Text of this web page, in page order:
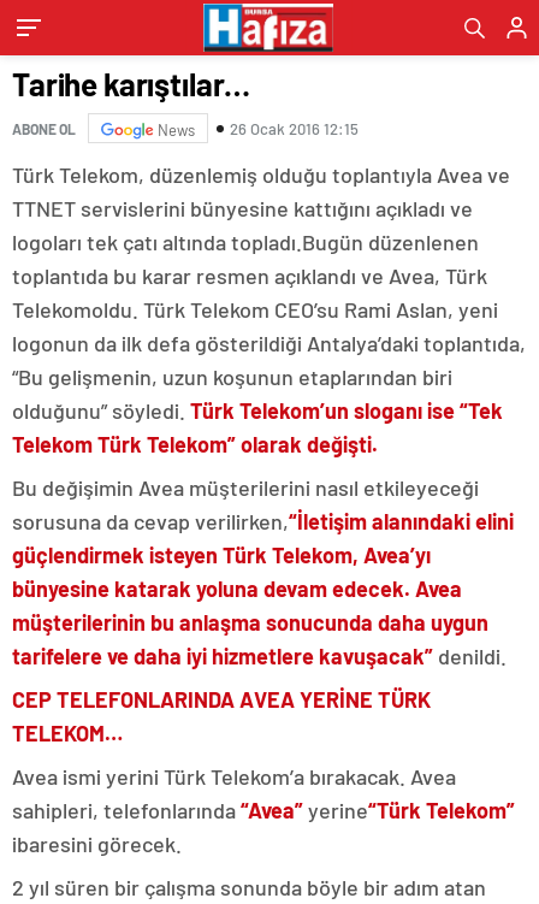
Tarihe karıştılar…
ABONE OL News 26 Ocak 2016 12:15
Türk Telekom, düzenlemiş olduğu toplantıyla Avea ve
TTNET servislerini bünyesine kattığını açıkladı ve
logoları tek çatı altında topladı.Bugün düzenlenen
toplantıda bu karar resmen açıklandı ve Avea, Türk
Telekomoldu. Türk Telekom CEO’su Rami Aslan, yeni
logonun da ilk defa gösterildiği Antalya’daki toplantıda,
“Bu gelişmenin, uzun koşunun etaplarından biri
olduğunu” söyledi. Türk Telekom’un sloganı ise “Tek
Telekom Türk Telekom” olarak değişti.
Bu değişimin Avea müşterilerini nasıl etkileyeceği
sorusuna da cevap verilirken,“İletişim alanındaki elini
güçlendirmek isteyen Türk Telekom, Avea’yı
bünyesine katarak yoluna devam edecek. Avea
müşterilerinin bu anlaşma sonucunda daha uygun
tarifelere ve daha iyi hizmetlere kavuşacak” denildi.
CEP TELEFONLARINDA AVEA YERİNE TÜRK
TELEKOM…
Avea ismi yerini Türk Telekom’a bırakacak. Avea
sahipleri, telefonlarında“Avea”yerine“Türk Telekom”
ibaresini görecek.
2 yıl süren bir çalışma sonunda böyle bir adım atan